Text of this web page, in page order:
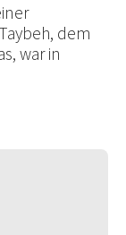
dem
war in